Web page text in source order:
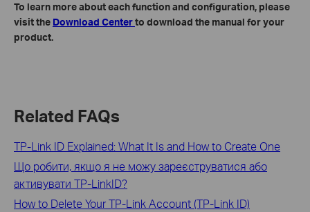
To learn more about each function and configuration, please
visit the Download Centerto download the manual for your
product.
Related FAQs
TP-Link ID Explained: What It Is and How to Create One
Що робити, якщо я не можу зареєструватися або
активувати TP-LinkID?
How to Delete Your TP-Link Account (TP-Link ID)